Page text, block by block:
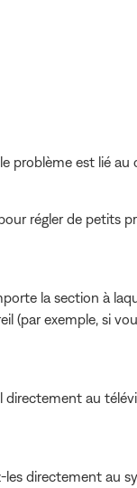
problème est lié au
régler de petits
la section à
(par exemple, si
au
directement au